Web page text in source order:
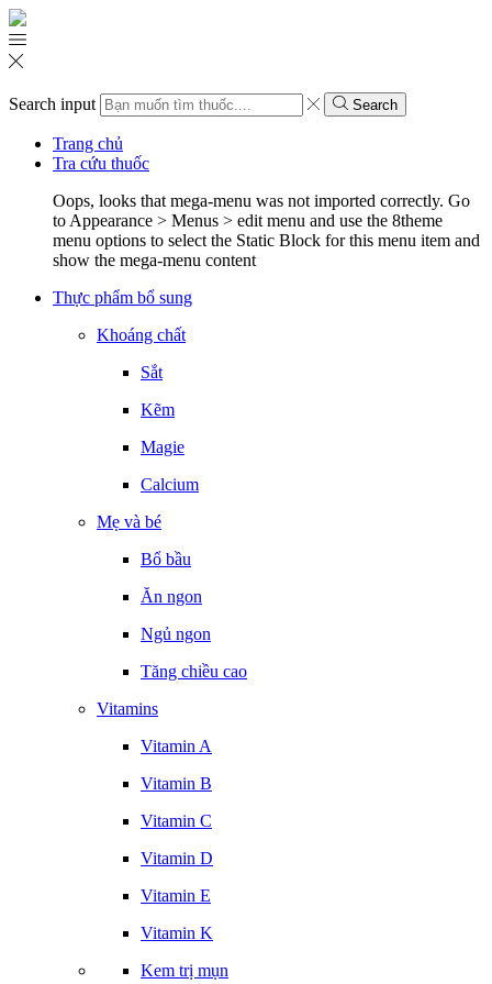
Search input Search
Trang chủ
Tra cứu thuốc
Oops, looks that mega-menu was not imported correctly. Go
to Appearance > Menus > edit menu and use the 8theme
menu options to select the Static Block for this menu item and
show the mega-menu content
Thực phẩm bổ sung
Khoáng chất
Sắt
Kẽm
Magie
Calcium
Mẹ và bé
Bổ bầu
Ăn ngon
Ngủ ngon
Tăng chiều cao
Vitamins
Vitamin A
Vitamin B
Vitamin C
Vitamin D
Vitamin E
Vitamin K
Kem trị mụn